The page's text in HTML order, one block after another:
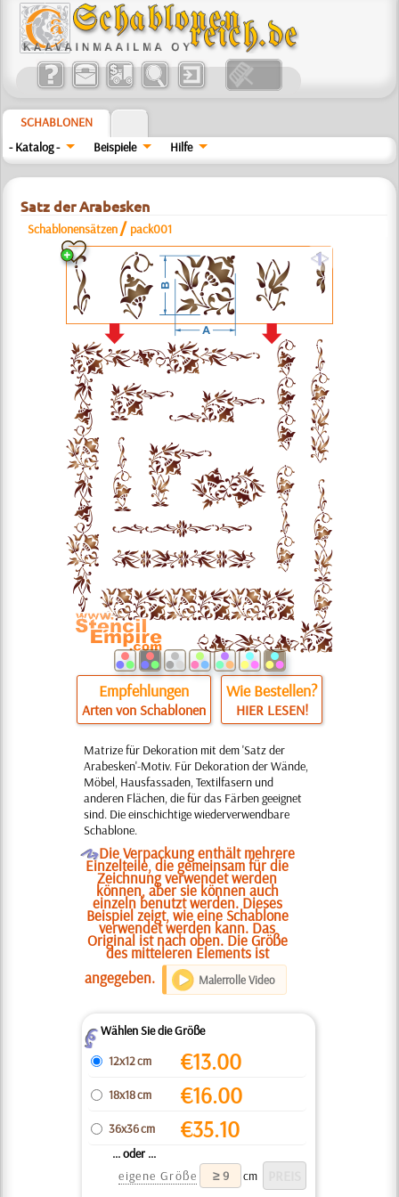
SCHABLONEN
- Katalog -
Beispiele Hilfe
Satz der Arabesken
Schablonensätzen / pack001
a
Empfehlungen
Arten von Schablonen
Wie Bestellen?
HIER LESEN!
Matrize für Dekoration mit dem 'Satz der
Arabesken'-Motiv. Für Dekoration der Wände,
Möbel, Hausfassaden, Textilfasern und
anderen Flächen, die für das Färben geeignet
sind. Die einschichtige wiederverwendbare
Schablone.
ODie Verpackung enthält mehrere
Einzelteile, die gemeinsam für die
Zeichnung verwendet werden
können, aber sie können auch
einzeln benutzt werden. Dieses
Beispiel zeigt, wie eine Schablone
verwendet werden kann. Das
Original ist nach oben. Die Größe
des mitteleren Elements ist
angegeben.
Malerrolle Video
ZWählen Sie die Größe
12x12 cm
€13.00
18x18 cm €16.00
36x36 cm €35.10
... oder ...
eigene Größe
cm